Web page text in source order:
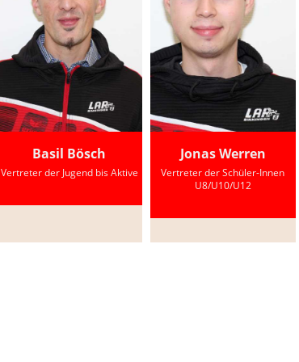
Basil Bösch
Vertreter der Jugend bis Aktive
Jonas Werren
Vertreter der Schüler-Innen
U8/U10/U12